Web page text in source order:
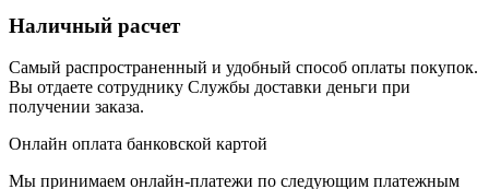
Наличный расчет
Самый распространенный и удобный способ оплаты покупок.
Вы отдаете сотруднику Службы доставки деньги при
получении заказа.
Онлайн оплата банковской картой
Мы принимаем онлайн-платежи по cледующим платежным